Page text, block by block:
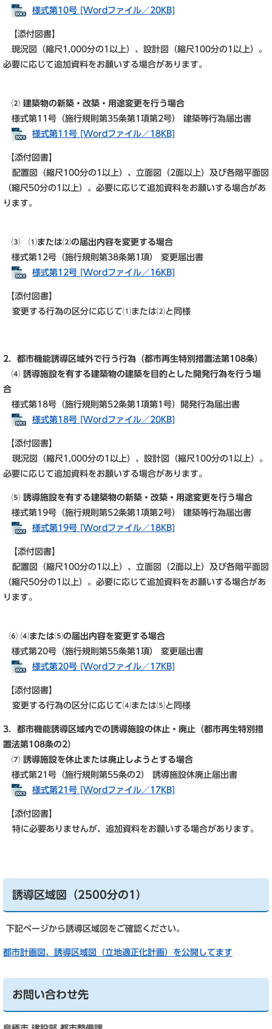
様式第10号 [Wordファイル／20KB]
【添付図書】
現況図（縮尺1,000分の1以上）、設計図（縮尺100分の1以上）。
必要に応じて追加資料をお願いする場合があります。
⑵ 建築物の新築・改築・用途変更を行う場合
様式第11号（施行規則第35条第1項第2号） 建築等行為届出書
様式第11号 [Wordファイル／18KB]
【添付図書】
配置図（縮尺100分の1以上）、立面図（2面以上）及び各階平面図
（縮尺50分の1以上）。必要に応じて追加資料をお願いする場合があ
ります。
⑶ ⑴または⑵の届出内容を変更する場合
様式第12号（施行規則第38条第1項） 変更届出書
様式第12号 [Wordファイル／16KB]
【添付図書】
変更する行為の区分に応じて⑴または⑵と同様
2．都市機能誘導区域外で行う行為（都市再生特別措置法第108条）
⑷ 誘導施設を有する建築物の建築を目的とした開発行為を行う場
合
様式第18号（施行規則第52条第1項第1号）開発行為届出書
様式第18号 [Wordファイル／20KB]
【添付図書】
現況図（縮尺1,000分の1以上）、設計図（縮尺100分の1以上）。
必要に応じて追加資料をお願いする場合があります。
⑸ 誘導施設を有する建築物の新築・改築・用途変更を行う場合
様式第19号（施行規則第52条第1項第2号） 建築等行為届出書
様式第19号 [Wordファイル／18KB]
【添付図書】
配置図（縮尺100分の1以上）、立面図（2面以上）及び各階平面図
（縮尺50分の1以上）。必要に応じて追加資料をお願いする場合があ
ります。​
⑹ ⑷または⑸の届出内容を変更する場合
様式第20号（施行規則第55条第1項） 変更届出書
様式第20号 [Wordファイル／17KB]
【添付図書】
変更する行為の区分に応じて⑷または⑸と同様
3．都市機能誘導区域内での誘導施設の休止・廃止（都市再生特別措
置法第108条の2）
⑺ 誘導施設を休止または廃止しようとする場合
様式第21号（施行規則第55条の2） 誘導施設休廃止届出書
様式第21号 [Wordファイル／17KB]
【添付図書】
特に必要ありませんが、追加資料をお願いする場合があります。
誘導区域図（2500分の1）
下記ページから誘導区域図をご確認ください。
都市計画図、誘導区域図（立地適正化計画）を公開してます
お問い合わせ先